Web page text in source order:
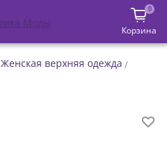
0
Корзина
Женская верхняя одежда